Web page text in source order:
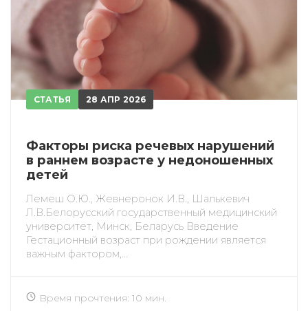
СТАТЬЯ 28 АПР 2026
Факторы риска речевых нарушений
в раннем возрасте у недоношенных
детей
Лемеш О.Ю., Жевнеронок И.В., Шалькевич
Л.В.Белорусский государственный медицинский
университет, Минск, Беларусь Введение
Гестационный возраст при рождении является
важным фактором,...
Время прочтения: 10 мин.